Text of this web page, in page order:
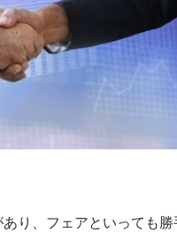
り、フェアといっても勝